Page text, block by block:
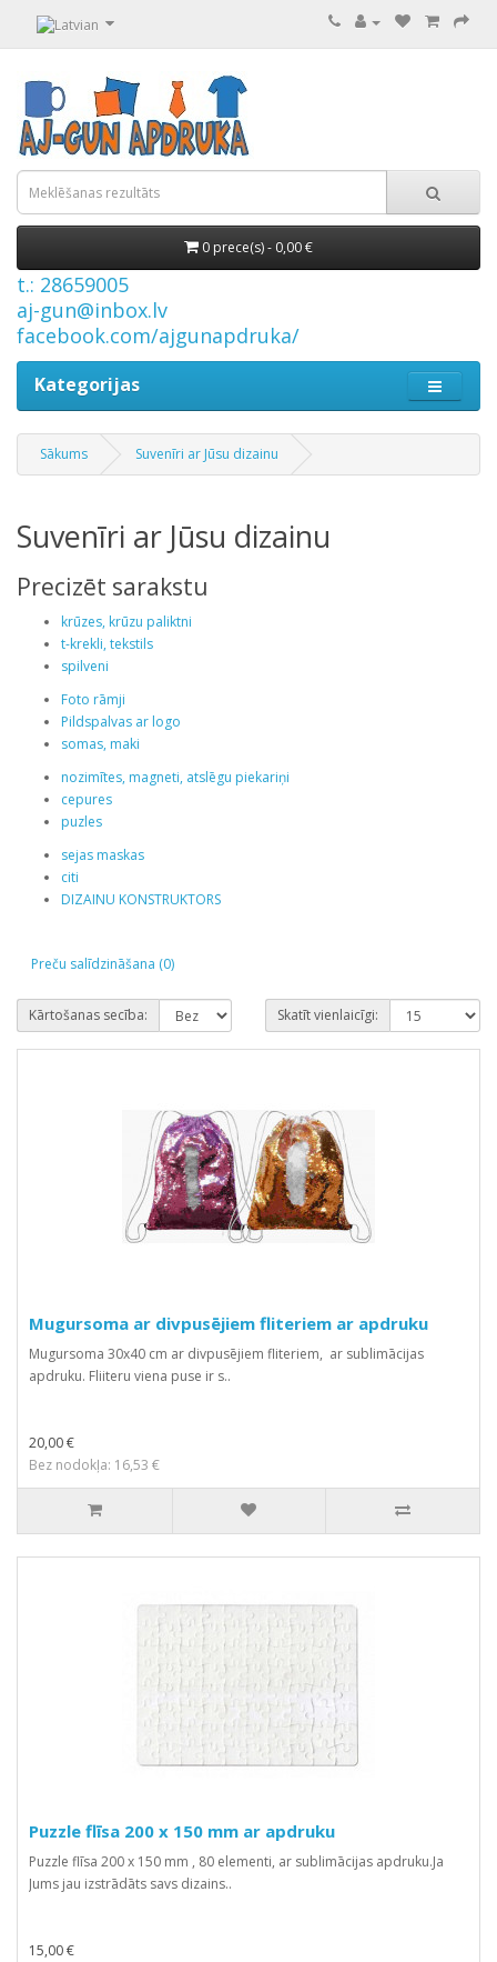
0 prece(s) - 0,00 €
t.: 28659005
aj-gun@inbox.lv
facebook.com/ajgunapdruka/
Kategorijas
Sākums Suvenīri ar Jūsu dizainu
Suvenīri ar Jūsu dizainu
Precizēt sarakstu
krūzes, krūzu paliktni
t-krekli, tekstils
spilveni
Foto rāmji
Pildspalvas ar logo
somas, maki
nozimītes, magneti, atslēgu piekariņi
cepures
puzles
sejas maskas
citi
DIZAINU KONSTRUKTORS
Preču salīdzināšana (0)
Kārtošanas secība: Skatīt vienlaicīgi:
Mugursoma ar divpusējiem fliteriem ar apdruku
Mugursoma 30x40 cm ar divpusējiem fliteriem, ar sublimācijas
apdruku. Fliiteru viena puse ir s..
20,00 €
Bez nodokļa: 16,53 €
Puzzle flīsa 200 x 150 mm ar apdruku
Puzzle flīsa 200 x 150 mm , 80 elementi, ar sublimācijas apdruku.Ja
Jums jau izstrādāts savs dizains..
15,00 €